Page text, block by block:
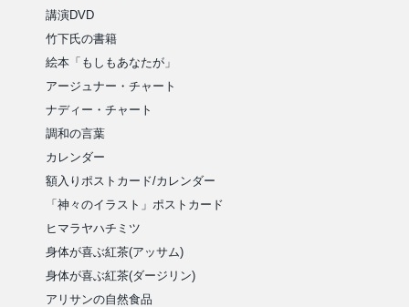
講演DVD
竹下氏の書籍
絵本「もしもあなたが」
アージュナー・チャート
ナディー・チャート
調和の言葉
カレンダー
額入りポストカード/カレンダー
「神々のイラスト」ポストカード
ヒマラヤハチミツ
身体が喜ぶ紅茶(アッサム)
身体が喜ぶ紅茶(ダージリン)
アリサンの自然食品